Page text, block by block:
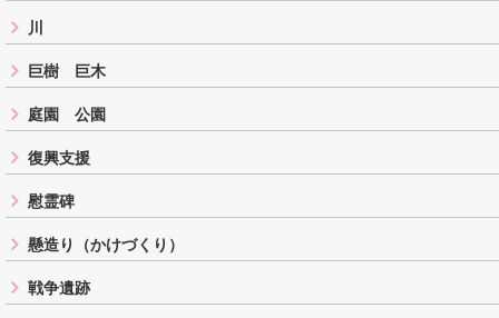
川
巨樹 巨木
庭園 公園
復興支援
慰霊碑
懸造り（かけづくり）
戦争遺跡